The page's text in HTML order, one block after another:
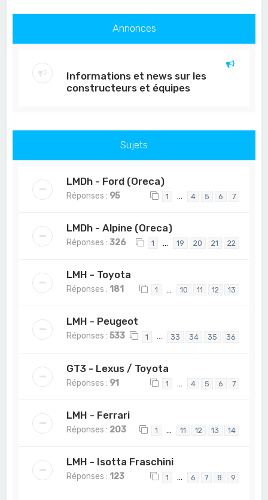
Annonces
Informations et news sur les
constructeurs et équipes
Sujets
LMDh - Ford (Oreca)
Réponses : 95 1 … 4 5 6 7
LMDh - Alpine (Oreca)
Réponses :326 1 … 19 20 21 22
LMH - Toyota
Réponses : 181 1 … 10 11 12 13
LMH - Peugeot
Réponses :533 1 … 33 34 35 36
GT3 - Lexus / Toyota
Réponses : 91 1 … 4 5 6 7
LMH - Ferrari
Réponses : 203 1 … 11 12 13 14
LMH - Isotta Fraschini
Réponses : 123 1 … 6 7 8 9